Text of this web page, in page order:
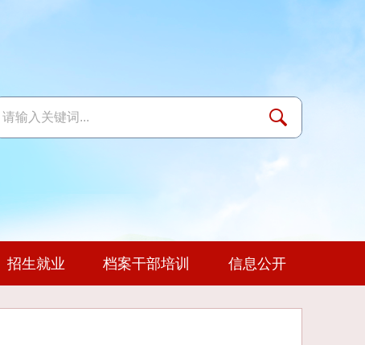
系我们 媒体聚焦 校长信箱
杂志社 知识库 心理健康教育
伍 校企合作 实践教学 技能竞赛
习资料 党建动态
招生就业
继续教育
档案干部培训
生活环境
信息公开
年度报告 交流与合作 文件下载